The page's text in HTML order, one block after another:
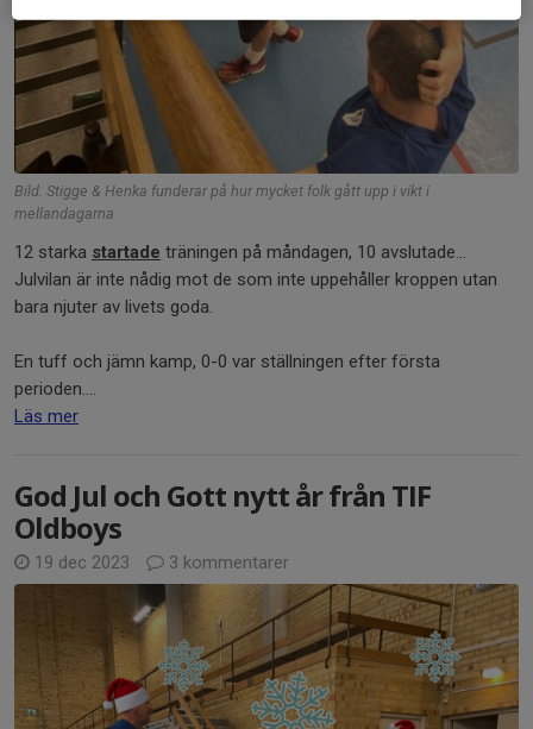
Bild: Stigge & Henka funderar på hur mycket folk gått upp i vikt i
mellandagarna
12 starka startade träningen på måndagen, 10 avslutade...
Julvilan är inte nådig mot de som inte uppehåller kroppen utan
bara njuter av livets goda.
En tuff och jämn kamp, 0-0 var ställningen efter första
perioden....
Läs mer
God Jul och Gott nytt år från TIF
Oldboys
19 dec 2023 3 kommentarer